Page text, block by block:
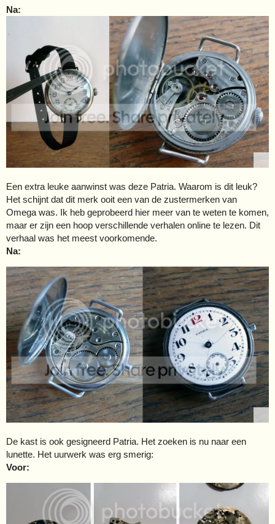
Na:
Een extra leuke aanwinst was deze Patria. Waarom is dit leuk?
Het schijnt dat dit merk ooit een van de zustermerken van
Omega was. Ik heb geprobeerd hier meer van te weten te komen,
maar er zijn een hoop verschillende verhalen online te lezen. Dit
verhaal was het meest voorkomende.
Na:
De kast is ook gesigneerd Patria. Het zoeken is nu naar een
lunette. Het uurwerk was erg smerig:
Voor: